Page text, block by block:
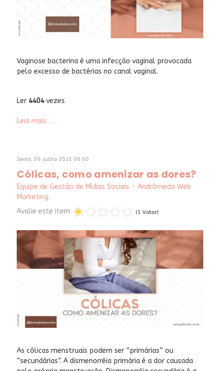
Vaginose bacterina é uma infecção vaginal provocada
pelo excesso de bactérias no canal vaginal.
Ler 4404vezes
Leia mais ...
Sexta, 09 Julho 2021 00:00
Cólicas, como amenizar as dores?
Equipe de Gestão de Mídias Sociais - Andrômeda Web
Marketing
Avalie este item
(1 Votar)
As cólicas menstruais podem ser “primárias” ou
“secundárias”. A dismenorréia primária é a dor causada